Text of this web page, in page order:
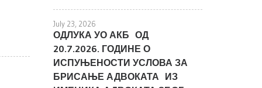
July 23, 2026
ОДЛУКА УО АКБ ОД
20.7.2026. ГОДИНЕ О
ИСПУЊЕНОСТИ УСЛОВА ЗА
БРИСАЊЕ АДВОКАТА ИЗ